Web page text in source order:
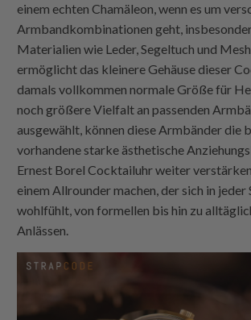
einem echten Chamäleon, wenn es um
Armbandkombinationen geht,
Materialien wie Leder, Segeltuch und
ermöglicht das kleinere Gehäuse dieser
damals vollkommen normale Größe für
noch größere Vielfalt an passenden
ausgewählt, können diese Armbänder die
vorhandene starke ästhetische
Ernest Borel Cocktailuhr weiter
einem Allrounder machen, der sich in jeder
wohlfühlt, von formellen bis hin zu
Anlässen.